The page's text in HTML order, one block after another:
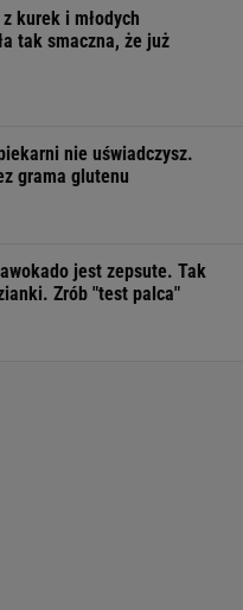
kurek i młodych
tak smaczna, że już
nie uświadczysz.
grama glutenu
jest zepsute. Tak
Zrób "test palca"